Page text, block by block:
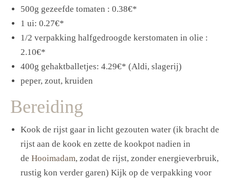
500g gezeefde tomaten : 0.38€*
1 ui: 0.27€*
1/2 verpakking halfgedroogde kerstomaten in olie :
2.10€*
400g gehaktballetjes: 4.29€* (Aldi, slagerij)
peper, zout, kruiden
Bereiding
Kook de rijst gaar in licht gezouten water (ik bracht de
rijst aan de kook en zette de kookpot nadien in
de Hooimadam, zodat de rijst, zonder energieverbruik,
rustig kon verder garen) Kijk op de verpakking voor